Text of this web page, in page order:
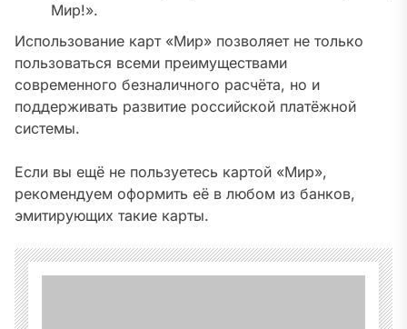
Мир!».
Использование карт «Мир» позволяет не только
пользоваться всеми преимуществами
современного безналичного расчёта, но и
поддерживать развитие российской платёжной
системы.
Если вы ещё не пользуетесь картой «Мир»,
рекомендуем оформить её в любом из банков,
эмитирующих такие карты.